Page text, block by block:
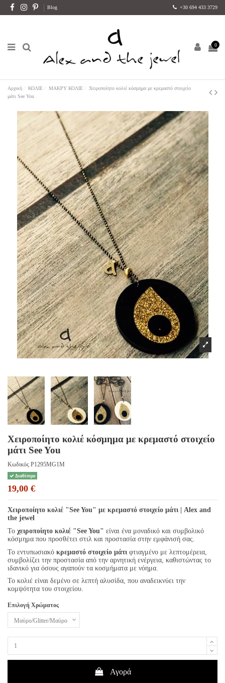
Blog +30 694 433 3729
0
Αρχική ΚΟΛΙΕ ΜΑΚΡΥ ΚΟΛΙΕ
Χειροποίητο κολιέ κόσμημα με κρεμαστό στοιχείο
μάτι See You
Χειροποίητο κολιέ κόσμημα με κρεμαστό στοιχείο
μάτι See You
Κωδικός P1295MG1M
Διαθέσιμο
19,00 €
Χειροποίητο κολιέ "See You" με κρεμαστό στοιχείο μάτι | Alex and
the jewel
Το χειροποίητο κολιέ "See You" είναι ένα μοναδικό και συμβολικό
κόσμημα που προσθέτει στιλ και προστασία στην εμφάνισή σας.
Το εντυπωσιακό κρεμαστό στοιχείο μάτι φτιαγμένο με λεπτομέρεια,
συμβολίζει την προστασία από την αρνητική ενέργεια, καθιστώντας το
ιδανικό για όσους αγαπούν τα κοσμήματα με νόημα.
Το κολιέ είναι δεμένο σε λεπτή αλυσίδα, που αναδεικνύει την
κομψότητα του στοιχείου.
Επιλογή Χρώματος
Αγορά